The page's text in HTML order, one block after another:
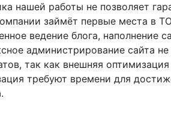
нашей работы не позволяет
займёт первые места в
ведение блога, наполнение
администрирование сайта
так как внешняя
требуют времени для